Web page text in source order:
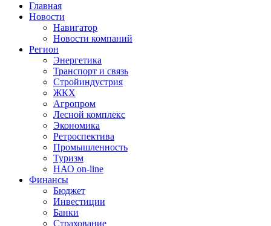
Главная
Новости
Навигатор
Новости компаний
Регион
Энергетика
Транспорт и связь
Стройиндустрия
ЖКХ
Агропром
Лесной комплекс
Экономика
Ретроспектива
Промышленность
Туризм
НАО on-line
Финансы
Бюджет
Инвестиции
Банки
Страхование